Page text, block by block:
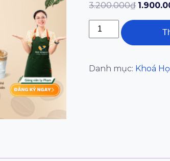
3.200.000₫
Danh mục: Khoá